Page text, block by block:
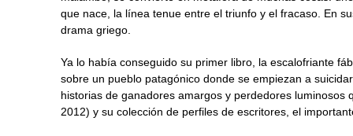
que nace, la línea tenue entre el triunfo y el fracaso. En
drama griego.
Ya lo había conseguido su primer libro, la escalofriante
sobre un pueblo patagónico donde se empiezan a
historias de ganadores amargos y perdedores
2012) y su colección de perfiles de escritores, el